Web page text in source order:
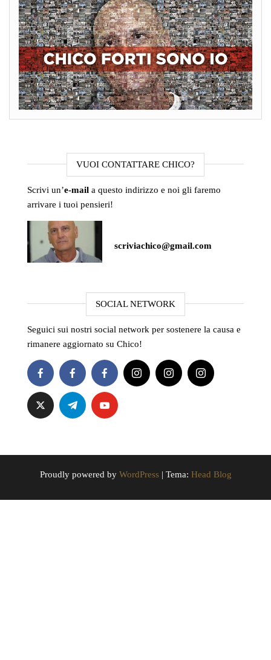
VUOI CONTATTARE CHICO?
Scrivi un’e-mail a questo indirizzo e noi gli faremo
arrivare i tuoi pensieri!
scriviachico@gmail.com
SOCIAL NETWORK
Seguici sui nostri social network per sostenere la causa e
rimanere aggiornato su Chico!
Proudly powered by WordPress | Tema: Head Blog